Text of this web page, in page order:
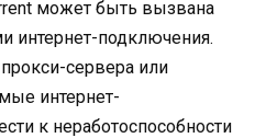
может быть вызвана
интернет-подключения.
сервера или
интернет-
к неработоспособности